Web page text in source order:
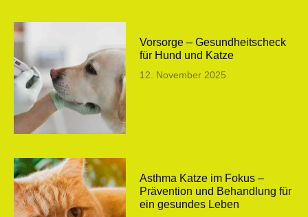
Vorsorge – Gesundheitscheck
für Hund und Katze
12. November 2025
Asthma Katze im Fokus –
Prävention und Behandlung für
ein gesundes Leben